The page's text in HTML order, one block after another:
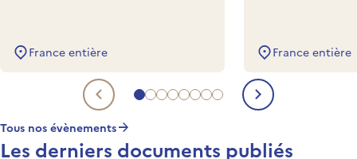
Aller à l'evénement à venir 1
Aller à l'evénement à venir 2
Aller à l'evénement à venir 3
Aller à l'evénement à venir 4
Aller à l'evénement à venir 5
Aller à l'evénement à venir 6
Aller à l'evénement à venir
Aller à l'evénement à
France entière France entière
Evénement à venir
Tous nos évènements
Les derniers documents publiés